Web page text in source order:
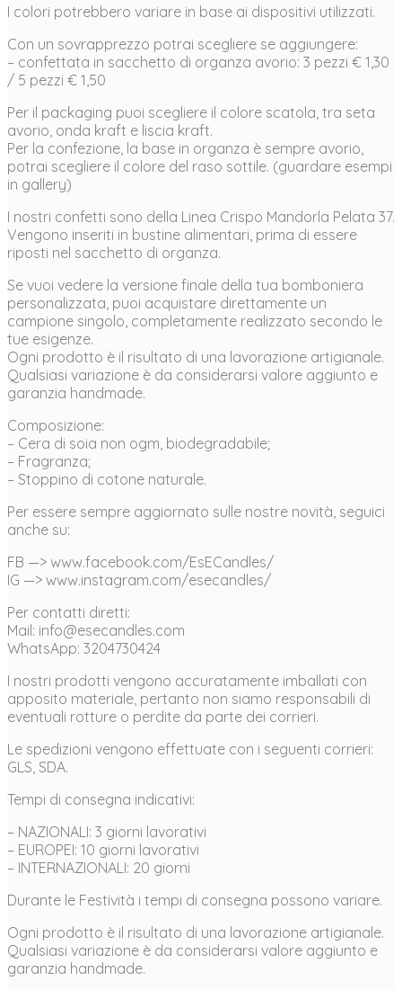
I colori potrebbero variare in base ai dispositivi utilizzati.
Con un sovrapprezzo potrai scegliere se aggiungere:
– confettata in sacchetto di organza avorio: 3 pezzi € 1,30
/ 5 pezzi € 1,50
Per il packaging puoi scegliere il colore scatola, tra seta
avorio, onda kraft e liscia kraft.
Per la confezione, la base in organza è sempre avorio,
potrai scegliere il colore del raso sottile. (guardare esempi
in gallery)
I nostri confetti sono della Linea Crispo Mandorla Pelata 37.
Vengono inseriti in bustine alimentari, prima di essere
riposti nel sacchetto di organza.
Se vuoi vedere la versione finale della tua bomboniera
personalizzata, puoi acquistare direttamente un
campione singolo, completamente realizzato secondo le
tue esigenze.
Ogni prodotto è il risultato di una lavorazione artigianale.
Qualsiasi variazione è da considerarsi valore aggiunto e
garanzia handmade.
Composizione:
– Cera di soia non ogm, biodegradabile;
– Fragranza;
– Stoppino di cotone naturale.
Per essere sempre aggiornato sulle nostre novità, seguici
anche su:
FB —> www.facebook.com/EsECandles/
IG —> www.instagram.com/esecandles/
Per contatti diretti:
Mail: info@esecandles.com
WhatsApp: 3204730424
I nostri prodotti vengono accuratamente imballati con
apposito materiale, pertanto non siamo responsabili di
eventuali rotture o perdite da parte dei corrieri.
Le spedizioni vengono effettuate con i seguenti corrieri:
GLS, SDA.
Tempi di consegna indicativi:
– NAZIONALI: 3 giorni lavorativi
– EUROPEI: 10 giorni lavorativi
– INTERNAZIONALI: 20 giorni
Durante le Festività i tempi di consegna possono variare.
Ogni prodotto è il risultato di una lavorazione artigianale.
Qualsiasi variazione è da considerarsi valore aggiunto e
garanzia handmade.